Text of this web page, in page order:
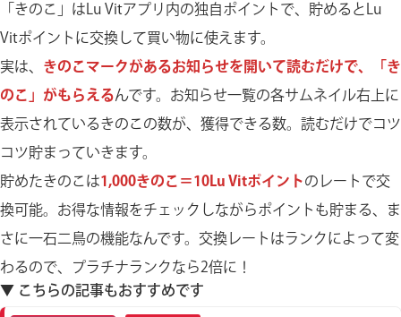
「きのこ」はLu Vitアプリ内の独自ポイントで、貯めるとLu
Vitポイントに交換して買い物に使えます。
実は、 きのこマークがあるお知らせを開いて読むだけで、「き
のこ」がもらえるんです。お知らせ一覧の各サムネイル右上に
表示されているきのこの数が、獲得できる数。読むだけでコツ
コツ貯まっていきます。
貯めたきのこは1,000きのこ＝10Lu Vitポイントのレートで交
換可能。お得な情報をチェックしながらポイントも貯まる、ま
さに一石二鳥の機能なんです。交換レートはランクによって変
わるので、プラチナランクなら2倍に！
▼ こちらの記事もおすすめです